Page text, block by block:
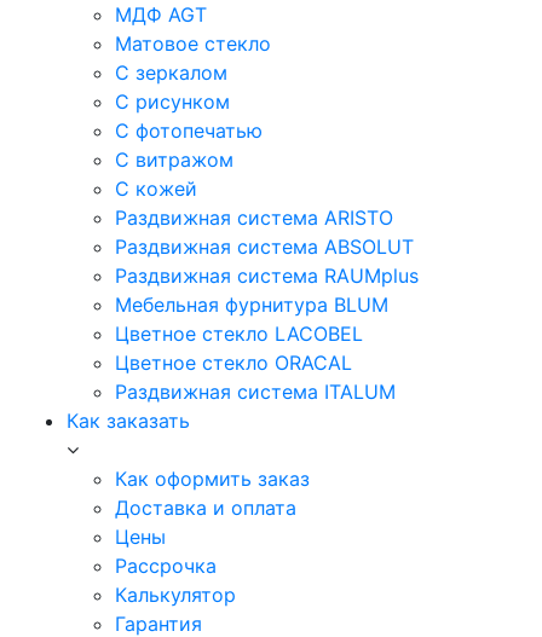
МДФ AGT
Матовое стекло
С зеркалом
С рисунком
С фотопечатью
С витражом
С кожей
Раздвижная система ARISTO
Раздвижная система ABSOLUT
Раздвижная система RAUMplus
Мебельная фурнитура BLUM
Цветное стекло LACOBEL
Цветное стекло ORACAL
Раздвижная система ITALUM
Как заказать
Как оформить заказ
Доставка и оплата
Цены
Рассрочка
Калькулятор
Гарантия